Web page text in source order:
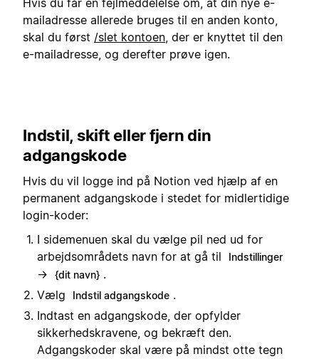
mailadresse allerede bruges til en anden konto,
skal du først /slet kontoen , der er knyttet til den
e-mailadresse, og derefter prøve igen.
Indstil, skift eller fjern din
adgangskode
Hvis du vil logge ind på Notion ved hjælp af en
permanent adgangskode i stedet for midlertidige
login-koder:
I sidemenuen skal du vælge pil ned ud for
arbejdsområdets navn for at gå til
Indstillinger
→ {dit navn} .
Vælg
Indstil adgangskode .
Indtast en adgangskode, der opfylder
sikkerhedskravene, og bekræft den.
Adgangskoder skal være på mindst otte tegn